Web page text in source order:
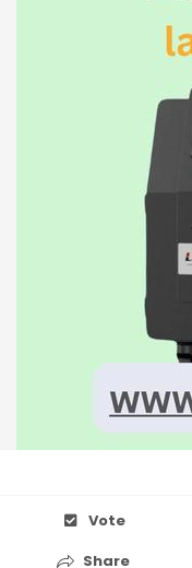
Vote
Share